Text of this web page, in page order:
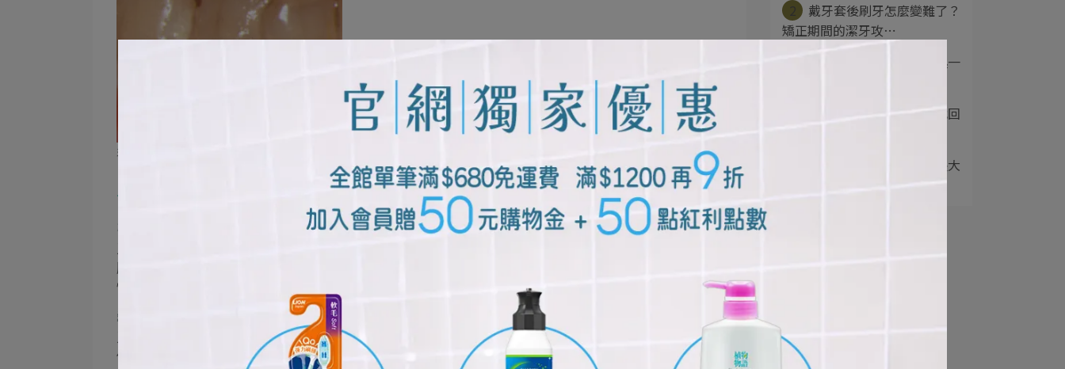
牙垢/牙菌斑照片
牙菌斑是引起蛀牙、牙周疾病與口臭的主要原因
引發蛀牙
脫礦。雖然唾液可以幫助牙齒再礦化，但如果牙菌斑長時間停留在牙齒表面，唾液的修復速度可能跟不上酸
性物質的侵蝕，最終導致蛀牙的形成。
導致牙周病
牙菌斑中的牙周病菌是罪魁禍首，它們導致牙齦出血、腫脹，並且會進一步侵蝕支撐牙齒的骨骼。這就是我
們常說的牙周病。但只要勤於清潔牙齒，是可以預防和改善的。
戴牙套後刷牙怎麼變難了？
矯正期間的潔牙攻⋯
每天都刷牙的你，多久換一
口乾、口氣重？是時候找回
把蛀牙擋在門外：孩子長大
後的口腔清潔升級⋯